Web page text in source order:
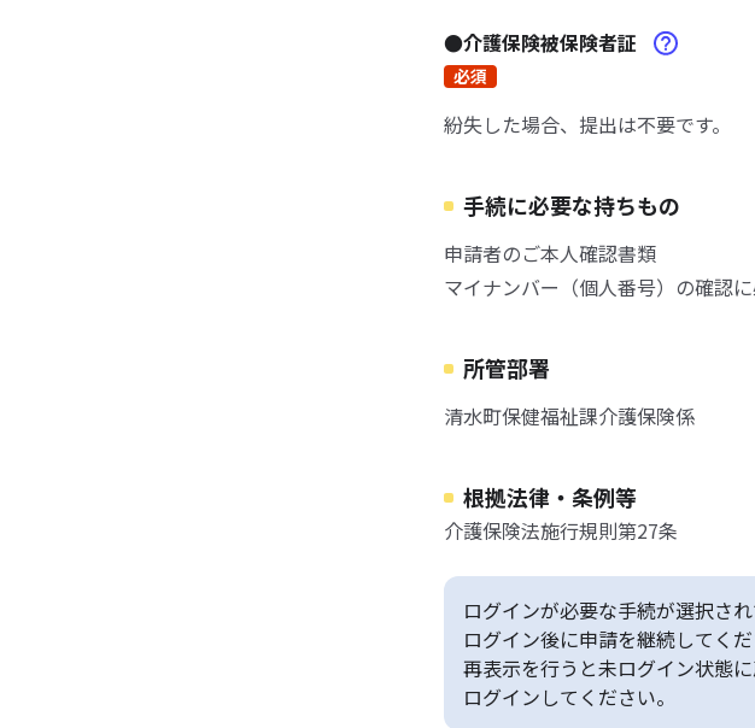
●介護保険被保険者証
必須
紛失した場合、提出は不要です。
手続に必要な持ちもの
申請者のご本人確認書類
マイナンバー（個人番号）の確認
所管部署
清水町保健福祉課介護保険係
根拠法律・条例等
介護保険法施行規則第27条
ログインが必要な手続が選択さ
ログイン後に申請を継続してく
再表示を行うと未ログイン状態
ログインしてください。